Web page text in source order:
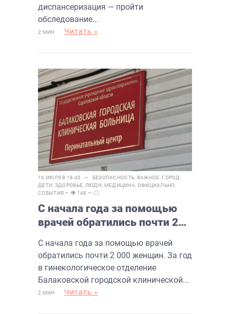
диспансеризация — пройти
обследование...
2 МИН Читать »
16 ИЮЛЯ В 16:45 — БЕЗОПАСНОСТЬ ВАЖНОЕ ГОРОД
ДЕТИ ЗДОРОВЬЕ ЛЮДИ МЕДИЦИНА ОФИЦИАЛЬНО
СОБЫТИЯ— 👁 148 —
С начала года за помощью
врачей обратились почти 2
С начала года за помощью врачей
обратились почти 2 000 женщин. За год
в гинекологическое отделение
Балаковской городской клинической...
2 МИН Читать »